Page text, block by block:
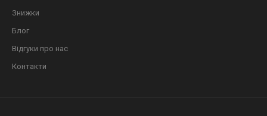
Знижки
Блог
Відгуки про нас
Контакти